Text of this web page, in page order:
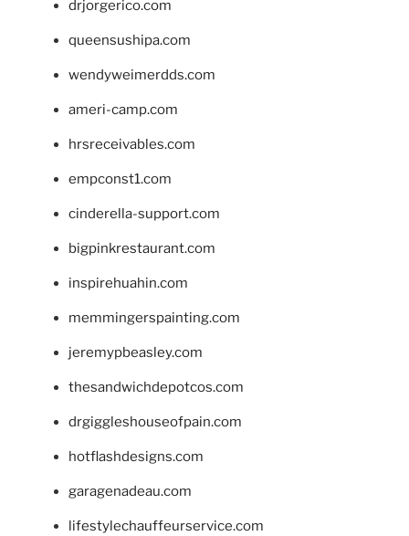
drjorgerico.com
queensushipa.com
wendyweimerdds.com
ameri-camp.com
hrsreceivables.com
empconst1.com
cinderella-support.com
bigpinkrestaurant.com
inspirehuahin.com
memmingerspainting.com
jeremypbeasley.com
thesandwichdepotcos.com
drgiggleshouseofpain.com
hotflashdesigns.com
garagenadeau.com
lifestylechauffeurservice.com